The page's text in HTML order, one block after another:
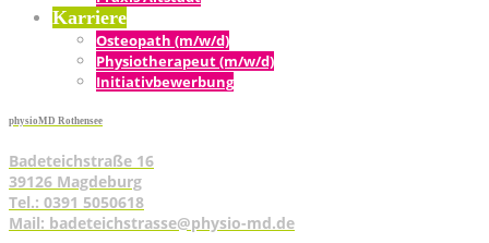
Kar­rie­re
Osteo­path (m/w/d)
Phy­sio­the­ra­peut (m/w/d)
Initia­tiv­be­wer­bung
physioMD Rothensee
Badeteichstraße 16
39126 Magdeburg
Tel.: 0391 5050618
Mail: badeteichstrasse@physio-md.de